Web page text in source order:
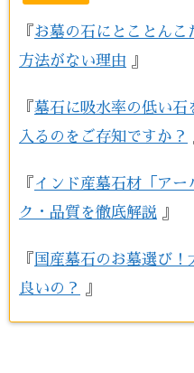
『 お墓の石にとことんこ
方法がない理由 』
『 墓石に吸水率の低い石
入るのをご存知ですか？
『 インド産墓石材「アー
ク・品質を徹底解説 』
『 国産墓石のお墓選び
良いの？
』